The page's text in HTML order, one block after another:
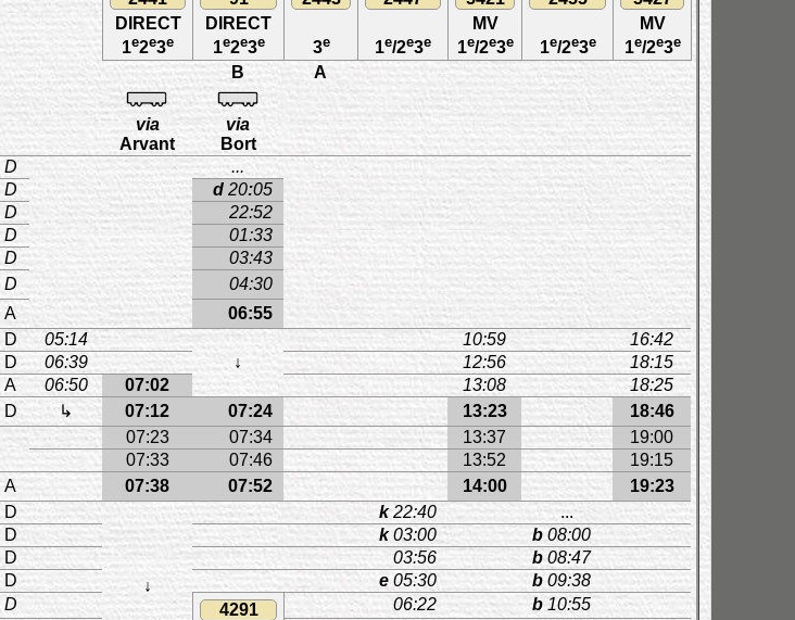
DIRECT
1e2e3e
DIRECT
1e2e3e 3e 1e/2e3e
MV
1e/2e3e 1e/2e3e
MV
1e/2e3e
B A
via
Arvant
via
Bort
D
...
D d 20:05
D
22:52
D
01:33
D
03:43
D
04:30
A
06:55
D
05:14
↓
10:59
16:42
D 06:39 12:56
18:15
A 06:50 07:02 13:08
18:25
D ↳ 07:12 07:24 13:23
18:46
07:23 07:34 13:37
19:00
07:33 07:46 13:52
19:15
A 07:38 07:52 14:00
19:23
D
↓
k22:40
...
D k03:00 b 08:00
D 03:56 b08:47
D e 05:30 b 09:38
D
4291
06:22 b 10:55